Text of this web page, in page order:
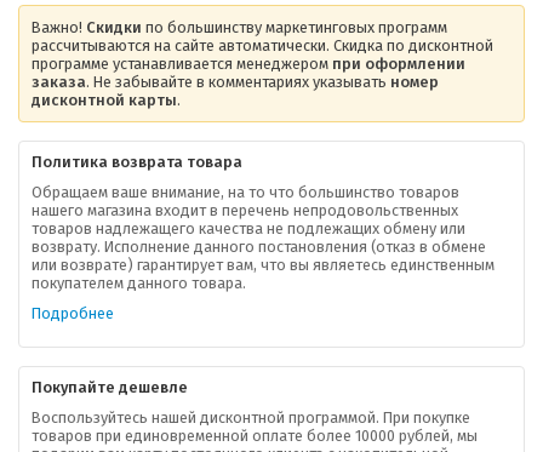
Важно! Скидки по большинству маркетинговых программ
рассчитываются на сайте автоматически. Скидка по дисконтной
программе устанавливается менеджером при оформлении
заказа. Не забывайте в комментариях указывать номер
дисконтной карты.
Политика возврата товара
Обращаем ваше внимание, на то что большинство товаров
нашего магазина входит в перечень непродовольственных
товаров надлежащего качества не подлежащих обмену или
возврату. Исполнение данного постановления (отказ в обмене
или возврате) гарантирует вам, что вы являетесь единственным
покупателем данного товара.
Подробнее
Покупайте дешевле
Воспользуйтесь нашей дисконтной программой. При покупке
товаров при единовременной оплате более 10000 рублей, мы
О компании
Ваша скидка
Контактная информация